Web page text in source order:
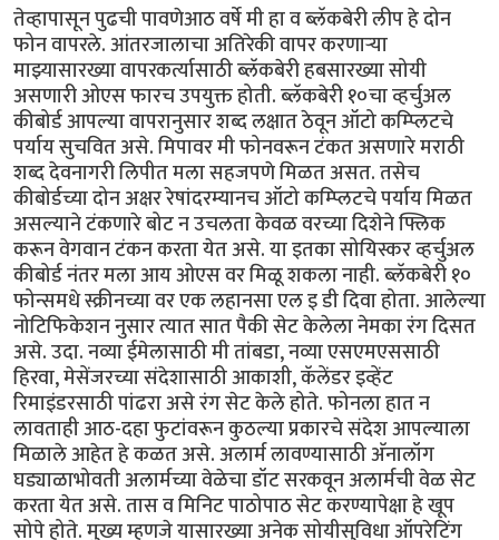
तेव्हापासून पुढची पावणेआठ वर्षे मी हा व ब्लॅकबेरी लीप हे दोन
फोन वापरले. आंतरजालाचा अतिरेकी वापर करणार्‍या
माझ्यासारख्या वापरकर्त्यासाठी ब्लॅकबेरी हबसारख्या सोयी
असणारी ओएस फारच उपयुक्त होती. ब्लॅकबेरी १०चा व्हर्चुअल
कीबोर्ड आपल्या वापरानुसार शब्द लक्षात ठेवून ऑटो कम्प्लिटचे
पर्याय सुचवित असे. मिपावर मी फोनवरून टंकत असणारे मराठी
शब्द देवनागरी लिपीत मला सहजपणे मिळत असत. तसेच
कीबोर्डच्या दोन अक्षर रेषांदरम्यानच ऑटो कम्प्लिटचे पर्याय मिळत
असल्याने टंकणारे बोट न उचलता केवळ वरच्या दिशेने फ्लिक
करून वेगवान टंकन करता येत असे. या इतका सोयिस्कर व्हर्चुअल
कीबोर्ड नंतर मला आय ओएस वर मिळू शकला नाही. ब्लॅकबेरी १०
फोन्समधे स्क्रीनच्या वर एक लहानसा एल इ डी दिवा होता. आलेल्या
नोटिफिकेशन नुसार त्यात सात पैकी सेट केलेला नेमका रंग दिसत
असे. उदा. नव्या ईमेलासाठी मी तांबडा, नव्या एसएमएससाठी
हिरवा, मेसेंजरच्या संदेशासाठी आकाशी, कॅलेंडर इव्हेंट
रिमाइंडरसाठी पांढरा असे रंग सेट केले होते. फोनला हात न
लावताही आठ-दहा फुटांवरून कुठल्या प्रकारचे संदेश आपल्याला
मिळाले आहेत हे कळत असे. अलार्म लावण्यासाठी अ‍ॅनालॉग
घड्याळाभोवती अलार्मच्या वेळेचा डॉट सरकवून अलार्मची वेळ सेट
करता येत असे. तास व मिनिट पाठोपाठ सेट करण्यापेक्षा हे खूप
सोपे होते. मुख्य म्हणजे यासारख्या अनेक सोयीसुविधा ऑपरेटिंग